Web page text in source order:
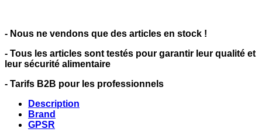
- Nous ne vendons que des articles en stock !
- Tous les articles sont testés pour garantir leur qualité et
leur sécurité alimentaire
- Tarifs B2B pour les professionnels
Description
Brand
GPSR